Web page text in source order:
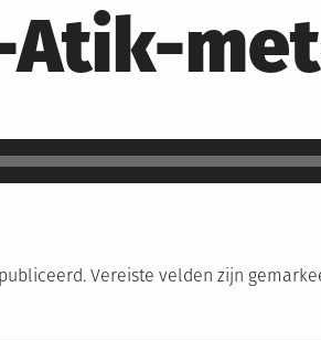
Atik-
Vereiste velden zijn